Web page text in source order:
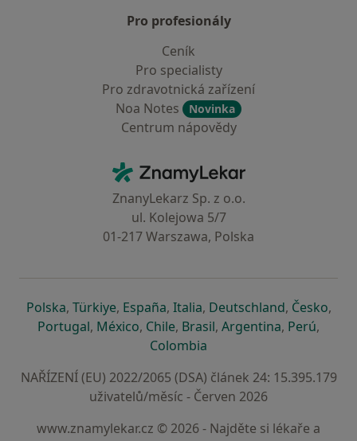
Pro profesionály
Ceník
Pro specialisty
Pro zdravotnická zařízení
Noa Notes
Novinka
Centrum nápovědy
ZnamyLekar - Hlavní stránka
ZnanyLekarz Sp. z o.o.
ul. Kolejowa 5/7
01-217 Warszawa, Polska
Polskase otevře v nové záložce
, Türkiyese otevře v nové záložce
, Españase otevře v nové záložce
, Italiase otevře v nové záložce
, Deutschlandse otevře v
, Českose
,
Portugalse otevře v nové záložce
, Méxicose otevře v nové záložce
, Chilese otevře v nové záložce
, Brasilse otevře v nové
, Argentinase otevře v
, Perúse
,
Colombia
NAŘÍZENÍ (EU) 2022/2065 (DSA) článek 24: 15.395.179
uživatelů/měsíc - Červen 2026
www.znamylekar.cz © 2026 - Najděte si lékaře a